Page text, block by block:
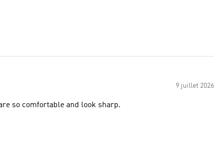
9 juillet 2026
so comfortable and look sharp.